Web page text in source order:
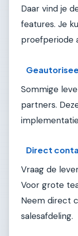
Daar vind je
features. Je
proefperiode
Sommige
partners.
Direct
Vraag de
Voor grote
Neem direct
salesafdeling.